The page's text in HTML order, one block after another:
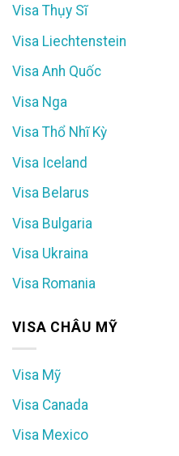
Visa Thụy Sĩ
Visa Liechtenstein
Visa Anh Quốc
Visa Nga
Visa Thổ Nhĩ Kỳ
Visa Iceland
Visa Belarus
Visa Bulgaria
Visa Ukraina
Visa Romania
VISA CHÂU MỸ
Visa Mỹ
Visa Canada
Visa Mexico